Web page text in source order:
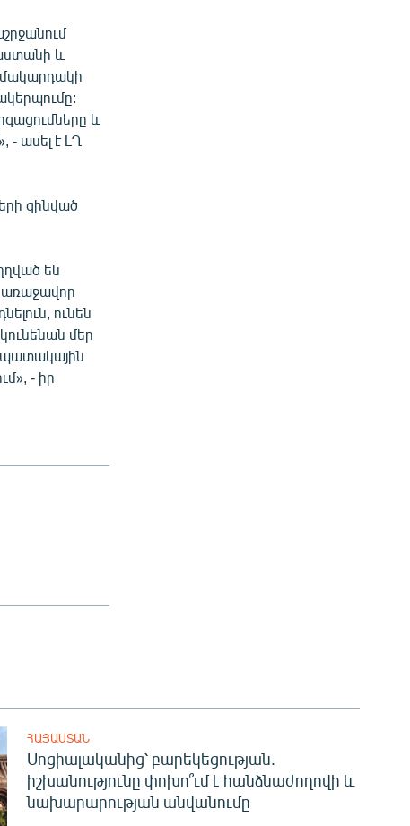
և
և
- ասել է ԼՂ
զինված
են
առաջավոր
ունեն
մեր
- իր
ՀԱՅԱՍՏԱՆ
Սոցիալականից՝ բարեկեցության.
իշխանությունը փոխո՞ւմ է հանձնաժողովի և
նախարարության անվանումը